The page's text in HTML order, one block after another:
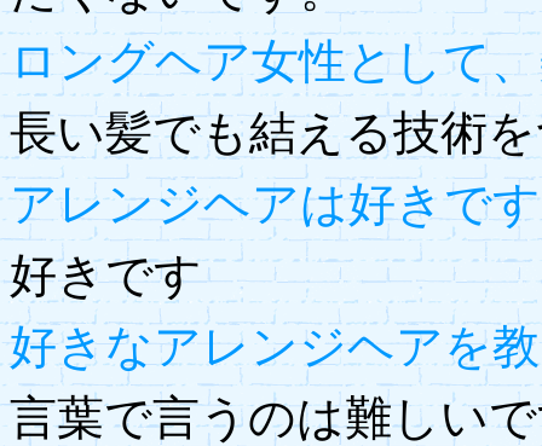
ロングヘア女性として
長い髪でも結える技術
アレンジヘアは好きで
好きです
好きなアレンジヘアを
言葉で言うのは難しい